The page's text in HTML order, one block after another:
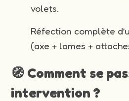
volets.
Réfection complète
(axe + lames +
🧭 Comment se
intervention ?